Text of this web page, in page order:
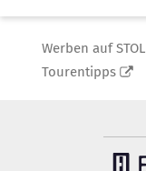
Werben auf STOL
Tourentipps